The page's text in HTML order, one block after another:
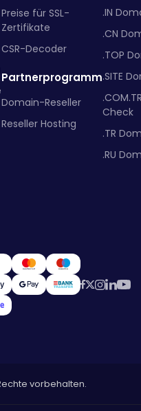
Preise für SSL-
Zertifikate
CSR-Decoder
Partnerprogramm
Domain-Reseller
Reseller Hosting
.IN
.CN
.TOP
.SITE
Check
.TR
.RU
vorbehalten.